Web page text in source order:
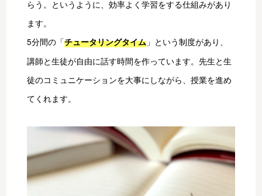
らう。というように、効率よく学習をする仕組みがあり
ます。
5分間の「チュータリングタイム 」という制度があり、
講師と生徒が自由に話す時間を作っています。先生と生
徒のコミュニケーションを大事にしながら、授業を進め
てくれます。